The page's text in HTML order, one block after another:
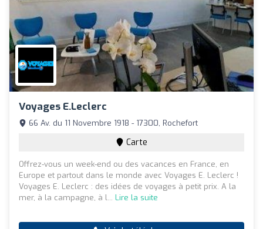
Voyages E.Leclerc
66 Av. du 11 Novembre 1918 - 17300, Rochefort
Carte
Offrez-vous un week-end ou des vacances en France, en
Europe et partout dans le monde avec Voyages E. Leclerc !
Voyages E. Leclerc : des idées de voyages à petit prix. A la
mer, à la campagne, à l... Lire la suite